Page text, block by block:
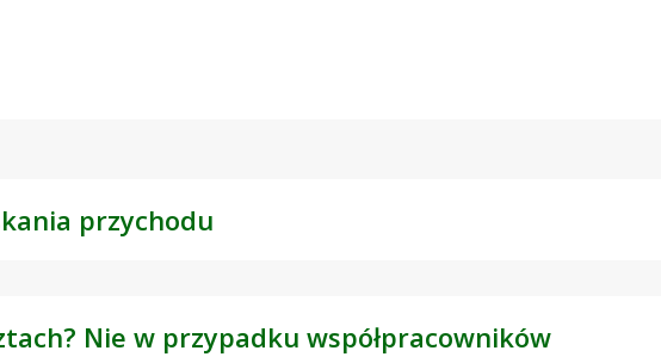
przychodu
Nie w przypadku współpracowników